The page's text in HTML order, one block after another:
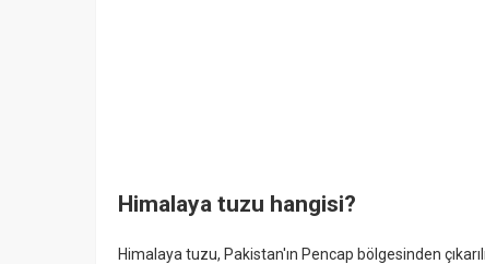
Himalaya tuzu hangisi?
Himalaya tuzu, Pakistan'ın Pencap bölgesinden